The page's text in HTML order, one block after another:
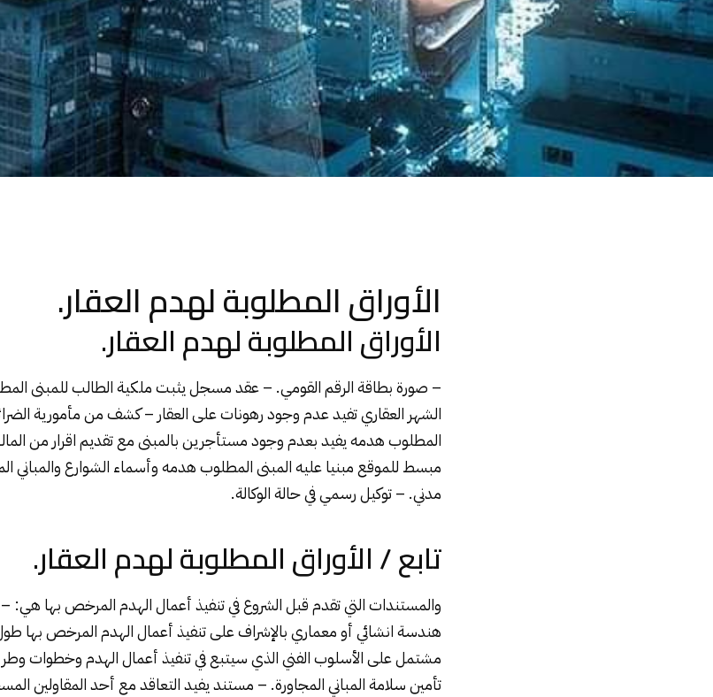
الأوراق المطلوبة لهدم العقار.
الأوراق المطلوبة لهدم العقار.
– صورة بطاقة الرقم القومي. – عقد مسجل يثبتملكيةالطالب للمبنى
الشهر العقاري تفيد عدم وجود رهونات على العقار – كشف من مأمورية الضرائب
المطلوب هدمه يفيد بعدم وجود مستأجرين بالمبنى مع تقديم اقرار من
مبسط للموقع مبنيا عليه المبنى المطلوبهدمهوأسماء الشوارع
مدني. – توكيل رسمي في حالة الوكالة.
تابع / الأوراق المطلوبة لهدم العقار.
والمستندات التي تقدم قبل الشروع في تنفيذ أعمال الهدم المرخص بها
هندسة انشائي أو معماري بالإشراف على تنفيذ أعمال الهدم المرخص بها
مشتمل على الأسلوب الفني الذي سيتبع في تنفيذ أعمال الهدم وخطوات
تأمين سلامة المباني المجاورة. – مستند يفيد التعاقد مع أحد المقاولين